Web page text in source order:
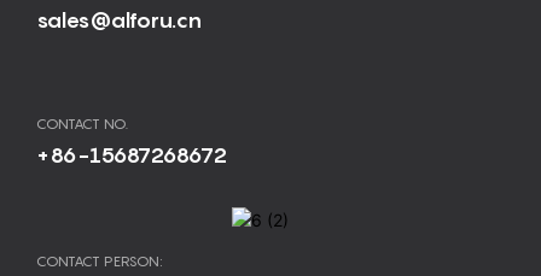
sales@alforu.cn
CONTACT NO.
+86-15687268672
CONTACT PERSON: